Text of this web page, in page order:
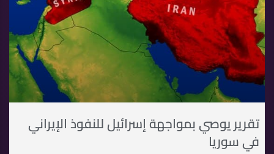
تقرير يوصي بمواجهة إسرائيل للنفوذ الإيراني
في سوريا